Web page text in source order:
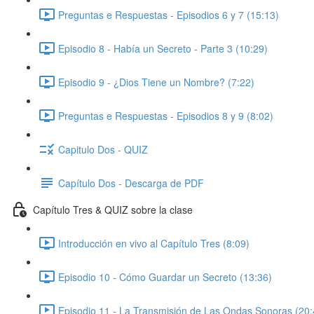
Preguntas e Respuestas - Episodios 6 y 7 (15:13)
Episodio 8 - Había un Secreto - Parte 3 (10:29)
Episodio 9 - ¿Dios Tiene un Nombre? (7:22)
Preguntas e Respuestas - Episodios 8 y 9 (8:02)
Capitulo Dos - QUIZ
Capítulo Dos - Descarga de PDF
Capítulo Tres & QUIZ sobre la clase
Introducción en vivo al Capítulo Tres (8:09)
Episodio 10 - Cómo Guardar un Secreto (13:36)
Episodio 11 - La Transmisión de Las Ondas Sonoras